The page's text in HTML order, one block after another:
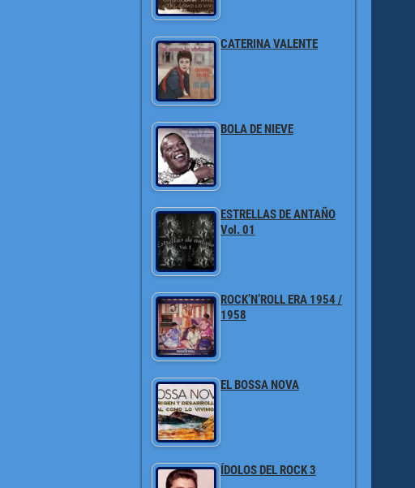
CATERINA VALENTE
BOLA DE NIEVE
ESTRELLAS DE ANTAÑO
Vol. 01
ROCK’N’ROLL ERA 1954 /
1958
EL BOSSA NOVA
ÍDOLOS DEL ROCK 3